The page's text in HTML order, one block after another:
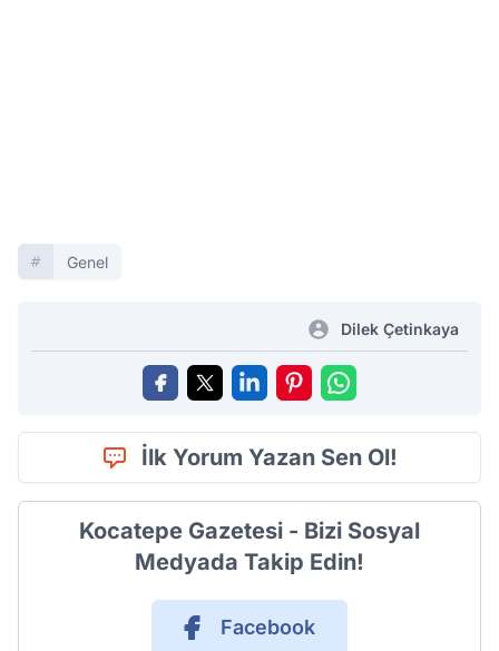
Genel
Dilek Çetinkaya
İlk Yorum Yazan Sen Ol!
Kocatepe Gazetesi - Bizi Sosyal
Medyada Takip Edin!
Facebook